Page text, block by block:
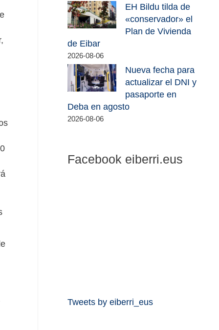
EH Bildu tilda de
«conservador» el
Plan de Vivienda
de Eibar
2026-08-06
Nueva fecha para
actualizar el DNI y
pasaporte en
Deba en agosto
2026-08-06
Facebook eiberri.eus
Tweets by eiberri_eus